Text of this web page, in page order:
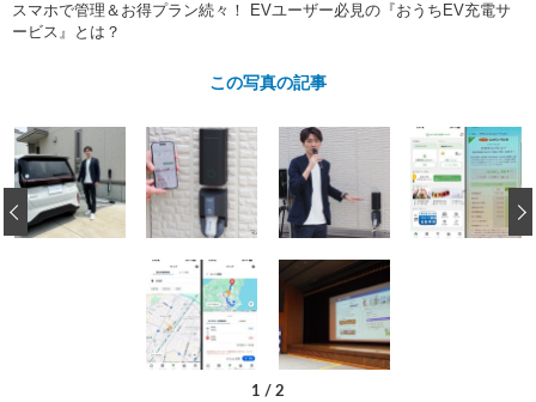
カーメーカー「旧車」関連プロジ
ェクト
コラム
イベント
スマホで管理＆お得プラン続々！ EVユーザー必見の『おうちEV充電サ
ービス』とは？
この写真の記事
1 / 2
‹